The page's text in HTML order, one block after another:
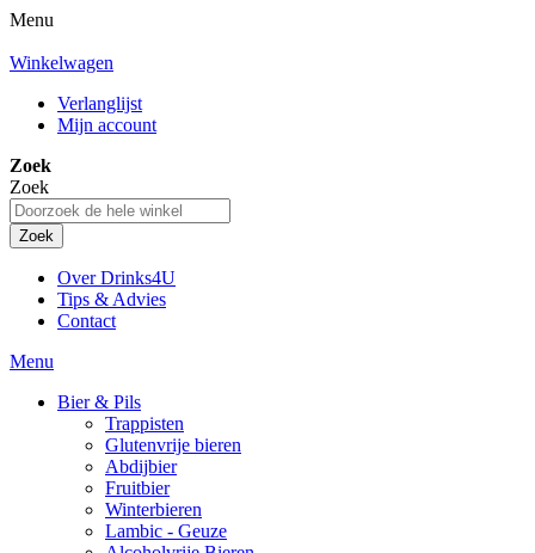
Menu
Winkelwagen
Verlanglijst
Mijn account
Zoek
Zoek
Zoek
Over Drinks4U
Tips & Advies
Contact
Menu
Bier & Pils
Trappisten
Glutenvrije bieren
Abdijbier
Fruitbier
Winterbieren
Lambic - Geuze